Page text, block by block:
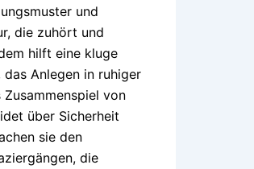
und
die zuhört und
hilft eine kluge
Anlegen in ruhiger
von
über Sicherheit
sie den
die